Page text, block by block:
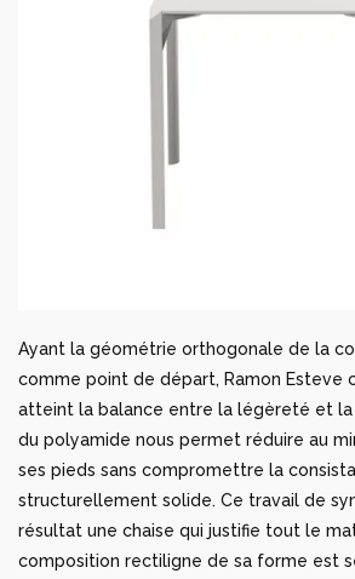
Ayant la géométrie orthogonale de la
comme point de départ, Ramon Esteve
atteint la balance entre la légèreté et la
du polyamide nous permet réduire au
ses pieds sans compromettre la
structurellement solide. Ce travail de
résultat une chaise qui justifie tout le
composition rectiligne de sa forme est